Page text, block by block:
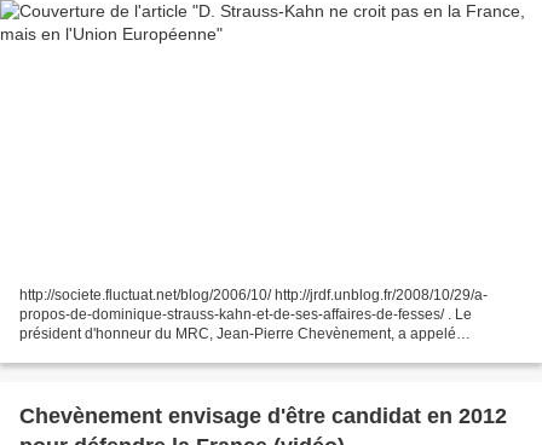
http://societe.fluctuat.net/blog/2006/10/ http://jrdf.unblog.fr/2008/10/29/a-
propos-de-dominique-strauss-kahn-et-de-ses-affaires-de-fesses/ . Le
président d'honneur du MRC, Jean-Pierre Chevènement, a appelé
Chevènement envisage d'être candidat en 2012